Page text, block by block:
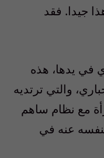
جيدا. فقد
في يدها، هذه
والتي ترتديه
مع نظام ساهم
عنه في